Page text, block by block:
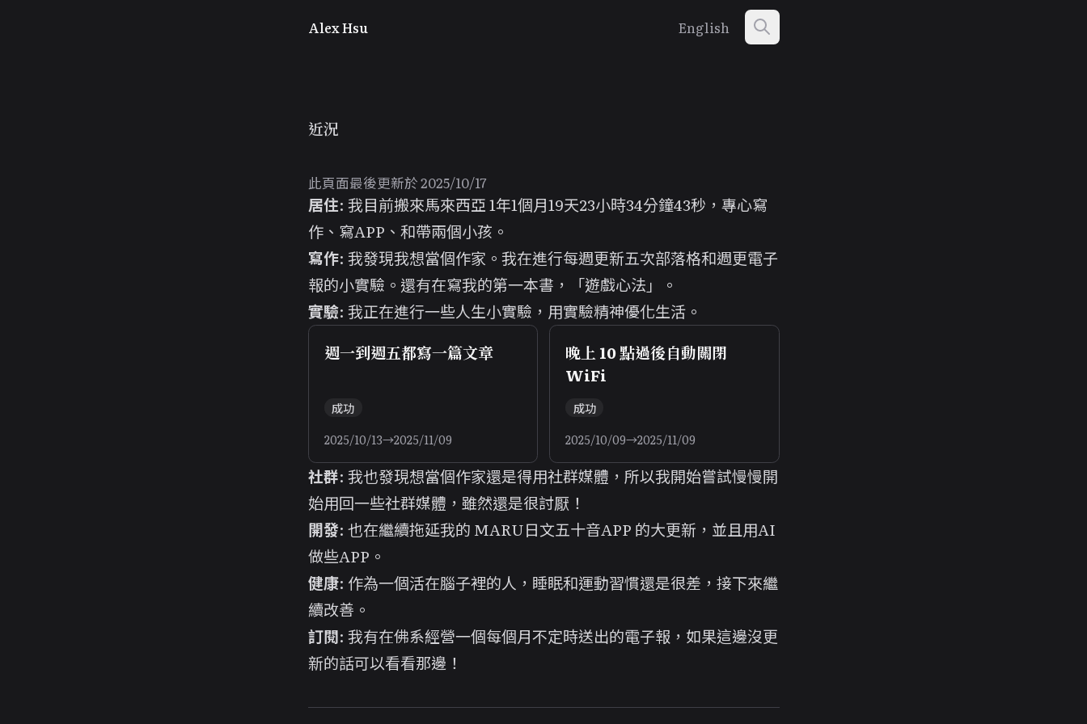
Alex Hsu English
近況
此頁面最後更新於 2025/10/17
居住: 我目前搬來馬來西亞1年1個月19天23小時34分鐘43秒 ，專心寫
作、寫APP、和帶兩個小孩。
寫作: 我發現我想當個作家 。我在進行每週更新五次部落格和週更電子
報的小實驗。還有在寫我的第一本書，「遊戲心法 」。
實驗: 我正在進行一些人生小實驗 ，用實驗精神優化生活。
週一到週五都寫一篇文章
成功
2025/10/13→2025/11/09
晚上 10 點過後自動關閉
WiFi
成功
2025/10/09→2025/11/09
社群: 我也發現想當個作家還是得用社群媒體 ，所以我開始嘗試慢慢開
始用回一些社群媒體，雖然還是很討厭！
開發: 也在繼續拖延我的 MARU日文五十音APP 的大更新，並且用AI
做些APP 。
健康: 作為一個活在腦子裡的人，睡眠和運動習慣還是很差，接下來繼
續改善。
訂閱: 我有在佛系經營一個每個月不定時送出的電子報，如果這邊沒更
新的話可以看看那邊！